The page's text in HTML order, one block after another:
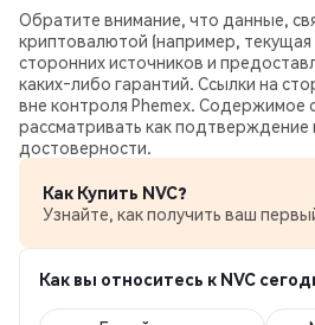
Обратите внимание, что данные,
криптовалютой (например,
сторонних источников и
каких‑либо гарантий. Ссылки на
вне контроля Phemex. Содержимое
рассматривать как подтверждение
достоверности.
Как Купить NVC?
Узнайте, как получить ваш
Как вы относитесь к NVC